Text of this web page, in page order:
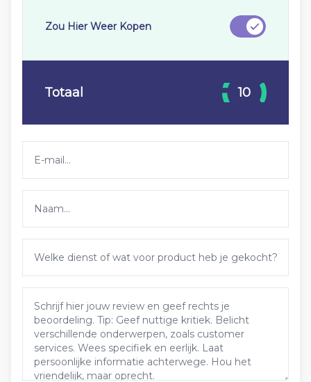
Zou Hier Weer Kopen
Totaal 10